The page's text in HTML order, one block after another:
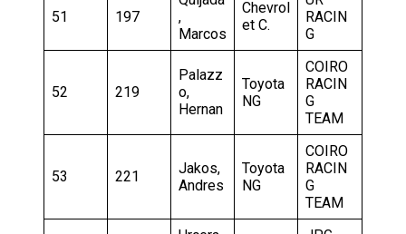
51 197
,
Marcos
Chevrol
et C.
RACIN
G
52 219
Palazz
o,
Hernan
Toyota
NG
COIRO
RACIN
G
TEAM
53 221
Jakos,
Andres
Toyota
NG
COIRO
RACIN
G
TEAM